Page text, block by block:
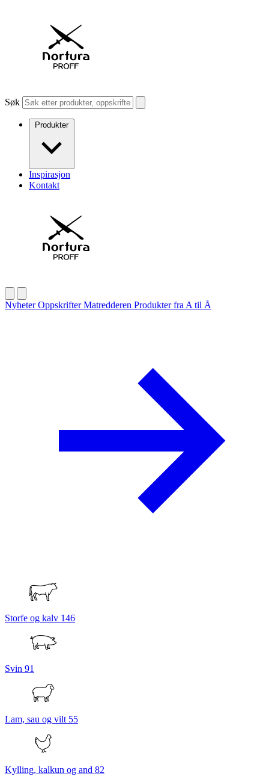
Søk
Produkter
Inspirasjon
Kontakt
NyheterOppskrifterMatredderen Produkter fra A til Å
Storfe og kalv 146
Svin 91
Lam, sau og vilt 55
Kylling, kalkun og and 82